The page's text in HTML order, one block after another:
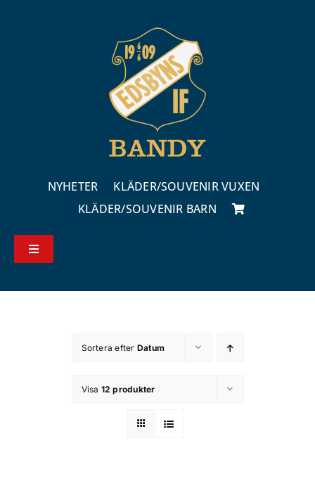
NYHETER
KLÄDER/SOUVENIR VUXEN
KLÄDER/SOUVENIR BARN
Toggle
Sortera efter Datum
Visa 12 produkter